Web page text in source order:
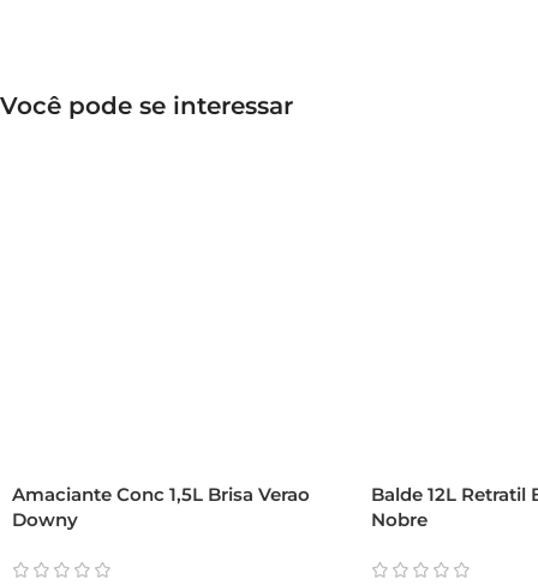
Você pode se interessar
Amaciante Conc 1,5L Brisa Verao
Downy
Balde 12L Retratil
Nobre